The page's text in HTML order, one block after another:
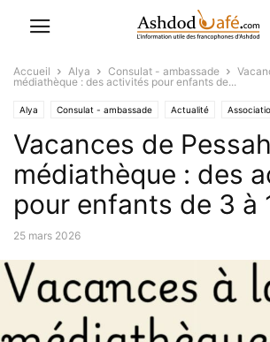
Accueil Alya Consulat - ambassade
médiathèque : des activités pour enfants de...
Alya Consulat - ambassade Actualité
Culture Pratique Institut Français
Vacances de
médiathèque : des
pour enfants de 3 à
25 mars 2026